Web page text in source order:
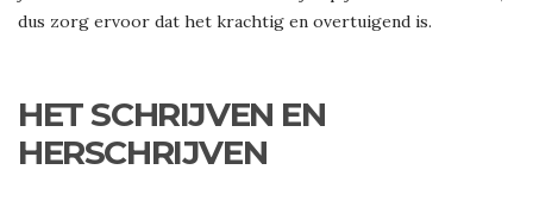
dus zorg ervoor dat het krachtig en overtuigend is.
HET SCHRIJVEN EN
HERSCHRIJVEN